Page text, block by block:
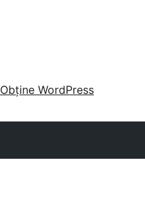
Obține WordPress